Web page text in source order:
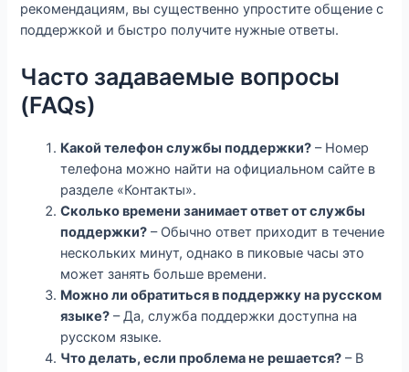
рекомендациям, вы существенно упростите общение с
поддержкой и быстро получите нужные ответы.
Часто задаваемые вопросы
(FAQs)
Какой телефон службы поддержки? – Номер
телефона можно найти на официальном сайте в
разделе «Контакты».
Сколько времени занимает ответ от службы
поддержки? – Обычно ответ приходит в течение
нескольких минут, однако в пиковые часы это
может занять больше времени.
Можно ли обратиться в поддержку на русском
языке? – Да, служба поддержки доступна на
русском языке.
Что делать, если проблема не решается? – В